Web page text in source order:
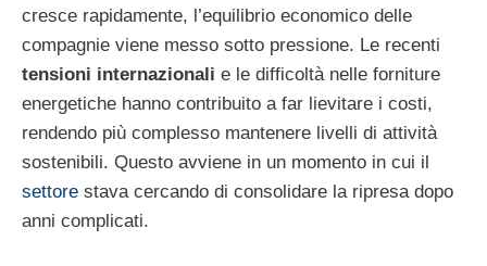
cresce rapidamente, l’equilibrio economico delle
compagnie viene messo sotto pressione. Le recenti
tensioni internazionali e le difficoltà nelle forniture
energetiche hanno contribuito a far lievitare i costi,
rendendo più complesso mantenere livelli di attività
sostenibili. Questo avviene in un momento in cui il
settore stava cercando di consolidare la ripresa dopo
anni complicati.